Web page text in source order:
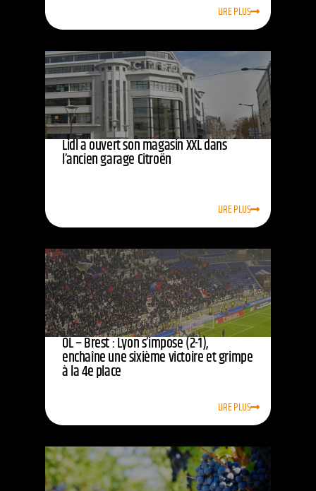
LIRE PLUS
Lidl a ouvert son magasin XXL dans
l’ancien garage Citroën
LIRE PLUS
OL – Brest : Lyon s’impose (2-1),
enchaîne une sixième victoire et grimpe
à la 4e place
LIRE PLUS